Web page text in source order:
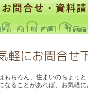
もちろん、住まいのちょっ
なることがあれば、お気軽に